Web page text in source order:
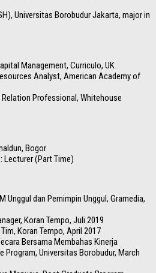
Universitas Borobudur Jakarta, major in
Management, Curriculo, UK
Analyst, American Academy of
Professional, Whitehouse
Bogor
Lecturer (Part Time)
Unggul dan Pemimpin Unggul, Gramedia,
Koran Tempo, Juli 2019
Koran Tempo, April 2017
Bersama Membahas Kinerja
Program, Universitas Borobudur, March